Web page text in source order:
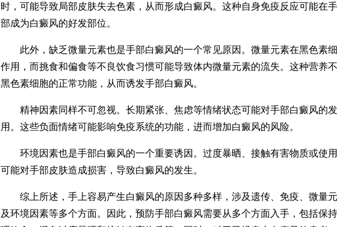
时，可能导致局部皮肤失去色素，从而形成白癜风。这种自身免疫反应可能在
部成为白癜风的好发部位。
此外，缺乏微量元素也是手部白癜风的一个常见原因。微量元素在黑色素
作用，而挑食和偏食等不良饮食习惯可能导致体内微量元素的流失。这种营养
黑色素细胞的正常功能，从而诱发手部白癜风。
精神因素同样不可忽视。长期紧张、焦虑等情绪状态可能对手部白癜风的
用。这些负面情绪可能影响免疫系统的功能，进而增加白癜风的风险。
环境因素也是手部白癜风的一个重要诱因。过度暴晒、接触有害物质或使
可能对手部皮肤造成损害，导致白癜风的发生。
综上所述，手上容易产生白癜风的原因多种多样，涉及遗传、免疫、微量
及环境因素等多个方面。因此，预防手部白癜风需要从多个方面入手，包括保